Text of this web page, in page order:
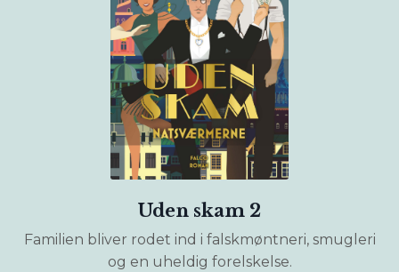
Uden skam 2
Familien bliver rodet ind i falskmøntneri, smugleri
og en uheldig forelskelse.